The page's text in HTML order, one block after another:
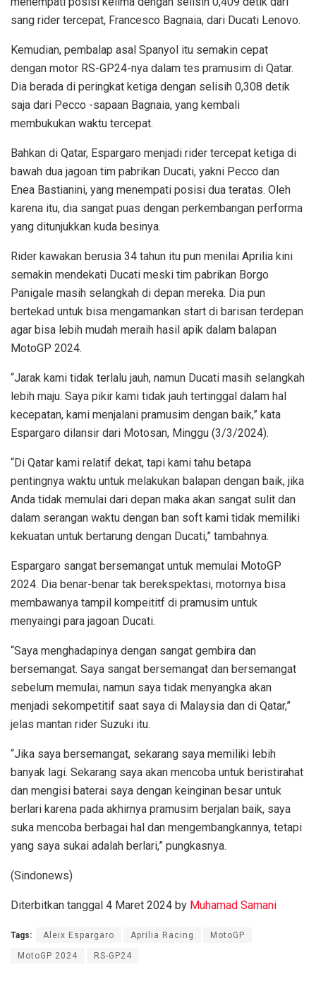
sang rider tercepat, Francesco Bagnaia, dari Ducati Lenovo.
Kemudian, pembalap asal Spanyol itu semakin cepat
dengan motor RS-GP24-nya dalam tes pramusim di Qatar.
Dia berada di peringkat ketiga dengan selisih 0,308 detik
saja dari Pecco -sapaan Bagnaia, yang kembali
membukukan waktu tercepat.
Bahkan di Qatar, Espargaro menjadi rider tercepat ketiga di
bawah dua jagoan tim pabrikan Ducati, yakni Pecco dan
Enea Bastianini, yang menempati posisi dua teratas. Oleh
karena itu, dia sangat puas dengan perkembangan performa
yang ditunjukkan kuda besinya.
Rider kawakan berusia 34 tahun itu pun menilai Aprilia kini
semakin mendekati Ducati meski tim pabrikan Borgo
Panigale masih selangkah di depan mereka. Dia pun
bertekad untuk bisa mengamankan start di barisan terdepan
agar bisa lebih mudah meraih hasil apik dalam balapan
MotoGP 2024.
“Jarak kami tidak terlalu jauh, namun Ducati masih selangkah
lebih maju. Saya pikir kami tidak jauh tertinggal dalam hal
kecepatan, kami menjalani pramusim dengan baik,” kata
Espargaro dilansir dari Motosan, Minggu (3/3/2024).
“Di Qatar kami relatif dekat, tapi kami tahu betapa
pentingnya waktu untuk melakukan balapan dengan baik, jika
Anda tidak memulai dari depan maka akan sangat sulit dan
dalam serangan waktu dengan ban soft kami tidak memiliki
kekuatan untuk bertarung dengan Ducati,” tambahnya.
Espargaro sangat bersemangat untuk memulai MotoGP
2024. Dia benar-benar tak berekspektasi, motornya bisa
membawanya tampil kompeititf di pramusim untuk
menyaingi para jagoan Ducati.
“Saya menghadapinya dengan sangat gembira dan
bersemangat. Saya sangat bersemangat dan bersemangat
sebelum memulai, namun saya tidak menyangka akan
menjadi sekompetitif saat saya di Malaysia dan di Qatar,”
jelas mantan rider Suzuki itu.
“Jika saya bersemangat, sekarang saya memiliki lebih
banyak lagi. Sekarang saya akan mencoba untuk beristirahat
dan mengisi baterai saya dengan keinginan besar untuk
berlari karena pada akhirnya pramusim berjalan baik, saya
suka mencoba berbagai hal dan mengembangkannya, tetapi
yang saya sukai adalah berlari,” pungkasnya.
(Sindonews)
Diterbitkan tanggal 4 Maret 2024 by Muhamad Samani
Tags: Aleix Espargaro Aprilia Racing MotoGP
MotoGP 2024 RS-GP24